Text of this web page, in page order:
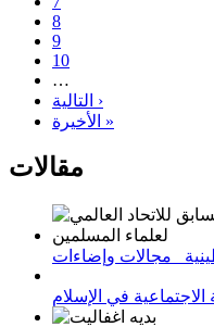
8
9
10
…
التالية ›
الأخيرة »
مقالات
مجالات وإضاءات